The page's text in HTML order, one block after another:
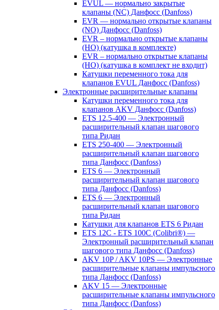
EVUL — нормально закрытые
клапаны (NC) Данфосс (Danfoss)
EVR — нормально открытые клапаны
(NO) Данфосс (Danfoss)
EVR – нормально открытые клапаны
(НО) (катушка в комплекте)
EVR – нормально открытые клапаны
(НО) (катушка в комплект не входит)
Катушки переменного тока для
клапанов EVUL Данфосс (Danfoss)
Электронные расширительные клапаны
Катушки переменного тока для
клапанов AKV Данфосс (Danfoss)
ETS 12.5-400 — Электронный
расширительный клапан шагового
типа Ридан
ETS 250-400 — Электронный
расширительный клапан шагового
типа Данфосс (Danfoss)
ETS 6 — Электронный
расширительный клапан шагового
типа Данфосс (Danfoss)
ETS 6 — Электронный
расширительный клапан шагового
типа Ридан
Катушки для клапанов ETS 6 Ридан
ETS 12C - ETS 100C (Colibri®) —
Электронный расширительный клапан
шагового типа Данфосс (Danfoss)
AKV 10P / AKV 10PS — Электронные
расширительные клапаны импульсного
типа Данфосс (Danfoss)
AKV 15 — Электронные
расширительные клапаны импульсного
типа Данфосс (Danfoss)